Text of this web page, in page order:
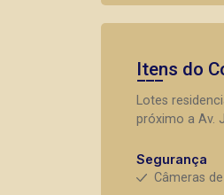
Itens do
Lotes
próximo a Av.
Segurança
Câmeras